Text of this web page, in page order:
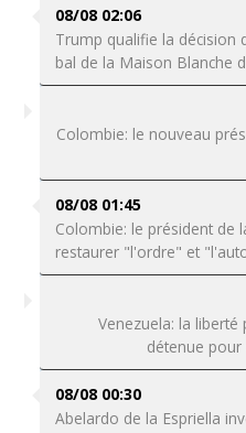
08/08 02:06
Trump qualifie la décision
bal de la Maison Blanche
Colombie: le nouveau
08/08 01:45
Colombie: le président de
restaurer "l'ordre" et
Venezuela: la
détenue
08/08 00:30
Abelardo de la Espriella